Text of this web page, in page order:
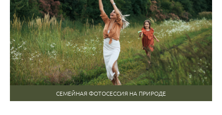
СЕМЕЙНАЯ ФОТОСЕССИЯ НА ПРИРОДЕ